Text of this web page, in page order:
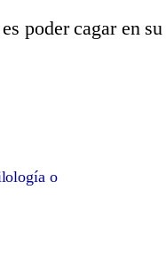
poder cagar en su
o